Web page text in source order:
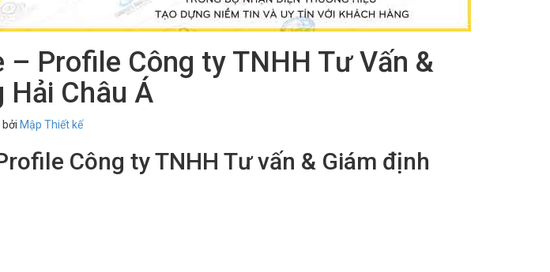
– Profile Công ty TNHH Tư Vấn &
Hải Châu Á
bởi Mập Thiết kế
Công ty TNHH Tư vấn & Giám định